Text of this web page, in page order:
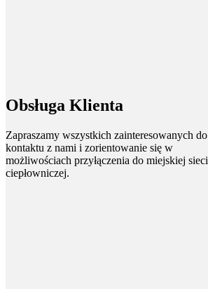
Obsługa Klienta
Zapraszamy wszystkich zainteresowanych do
kontaktu z nami i zorientowanie się w
możliwościach przyłączenia do miejskiej sieci
ciepłowniczej.